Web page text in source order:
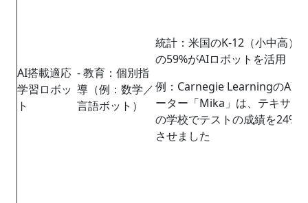
AI搭載適応
学習ロボッ
ト
- 教育：個別指
導（例：数学／
言語ボット）
統計：米国のK-12（小中高）
の59%がAIロボットを活用
例：Carnegie LearningのAIチ
ーター「Mika」は、テキサス
の学校でテストの成績を24%
させました